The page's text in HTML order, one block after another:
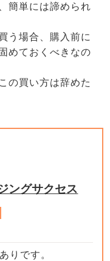
簡単には諦められ
う場合、購入前に
めておくべきなの
の買い方は辞めた
ングサクセス
りです。